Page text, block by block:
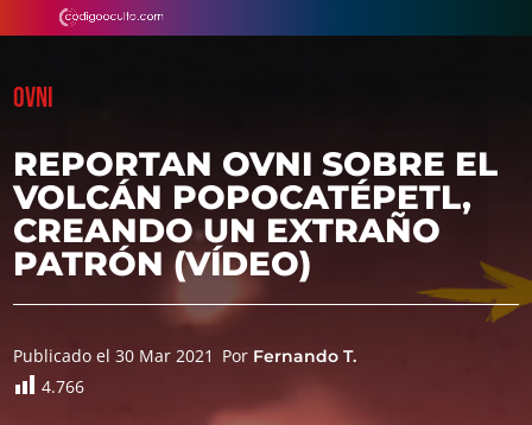
OVNI
REPORTAN OVNI SOBRE EL
VOLCÁN POPOCATÉPETL,
CREANDO UN EXTRAÑO
PATRÓN (VÍDEO)
Publicado el 30 Mar 2021 Por Fernando T.
4.766